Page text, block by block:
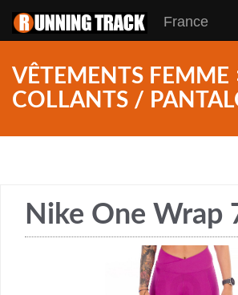
France
VÊTEMENTS FEMME
COLLANTS /
Nike One Wrap